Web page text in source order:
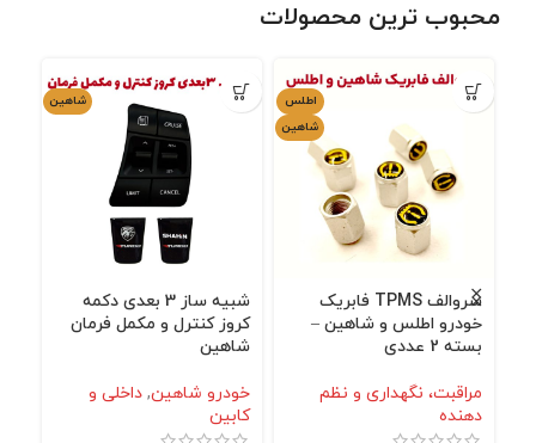
محبوب ترین محصولات
اطلس
شاهین
سروالف TPMS فابریک
خودرو اطلس و شاهین –
بسته 2 عددی
مراقبت، نگهداری و نظم
دهنده
شاهین
شبیه ساز 3 بعدی دکمه
کروز کنترل و مکمل فرمان
شاهین
خودرو شاهین, داخلی و
کابین